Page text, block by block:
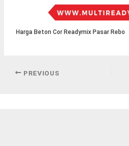
Harga Beton Cor Readymix Pasar Rebo
PREVIOUS